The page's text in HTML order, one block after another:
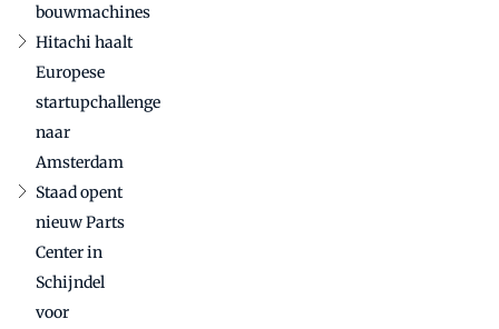
bouwmachines
Hitachi haalt
Europese
startupchallenge
naar
Amsterdam
Staad opent
nieuw Parts
Center in
Schijndel
voor